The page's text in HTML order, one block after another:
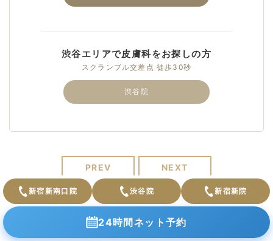
渋谷エリアで皮膚科をお探しの方
スクランブル交差点 徒歩30秒
渋谷院
PREV NEXT
新宿新南口院 渋谷院 新宿新院
24時間ネット予約